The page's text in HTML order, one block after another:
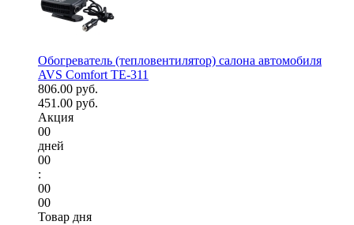
Обогреватель (тепловентилятор) салона автомобиля
AVS Comfort TE-311
806.00 руб.
451.00 руб.
Акция
00
дней
00
:
00
00
Товар дня